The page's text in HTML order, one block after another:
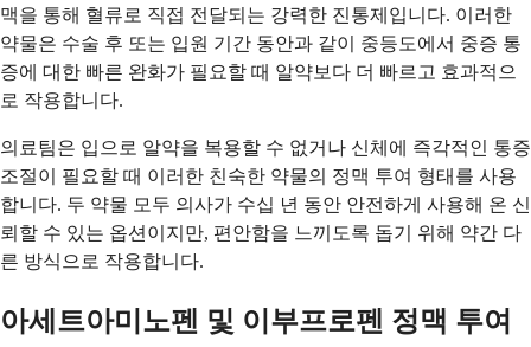
맥을 통해 혈류로 직접 전달되는 강력한 진통제입니다. 이러한
약물은 수술 후 또는 입원 기간 동안과 같이 중등도에서 중증 통
증에 대한 빠른 완화가 필요할 때 알약보다 더 빠르고 효과적으
로 작용합니다.
의료팀은 입으로 알약을 복용할 수 없거나 신체에 즉각적인 통증
조절이 필요할 때 이러한 친숙한 약물의 정맥 투여 형태를 사용
합니다. 두 약물 모두 의사가 수십 년 동안 안전하게 사용해 온 신
뢰할 수 있는 옵션이지만, 편안함을 느끼도록 돕기 위해 약간 다
른 방식으로 작용합니다.
아세트아미노펜 및 이부프로펜 정맥 투여